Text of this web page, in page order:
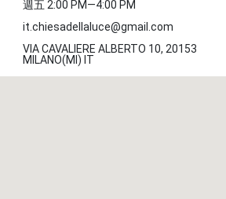
志愿者招募
週五 2:00 PM—4:00 PM
it.chiesadellaluce@gmail.com
VIA CAVALIERE ALBERTO 10, 20153
MILANO(MI) IT